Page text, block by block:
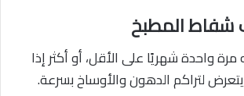
شفاط المطبخ
واحدة شهريًا على الأقل، أو أكثر إذا
لتراكم الدهون والأوساخ بسرعة.